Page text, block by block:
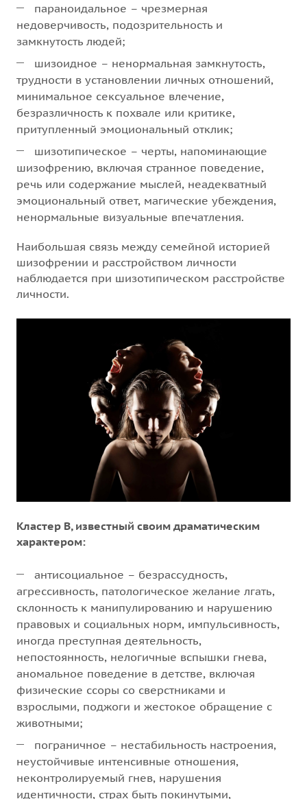
параноидальное – чрезмерная
недоверчивость, подозрительность и
замкнутость людей;
шизоидное – ненормальная замкнутость,
трудности в установлении личных отношений,
минимальное сексуальное влечение,
безразличность к похвале или критике,
притупленный эмоциональный отклик;
шизотипическое – черты, напоминающие
шизофрению, включая странное поведение,
речь или содержание мыслей, неадекватный
эмоциональный ответ, магические убеждения,
ненормальные визуальные впечатления.
Наибольшая связь между семейной историей
шизофрении и расстройством личности
наблюдается при шизотипическом расстройстве
личности.
Кластер В, известный своим драматическим
характером:
антисоциальное – безрассудность,
агрессивность, патологическое желание лгать,
склонность к манипулированию и нарушению
правовых и социальных норм, импульсивность,
иногда преступная деятельность,
непостоянность, нелогичные вспышки гнева,
аномальное поведение в детстве, включая
физические ссоры со сверстниками и
взрослыми, поджоги и жестокое обращение с
животными;
пограничное – нестабильность настроения,
неустойчивые интенсивные отношения,
неконтролируемый гнев, нарушения
идентичности, страх быть покинутыми,